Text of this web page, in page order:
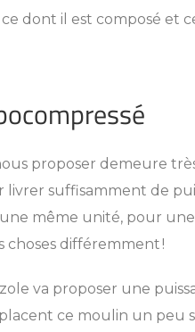
dont il est composé et
proposer demeure
livrer suffisamment de
même unité, pour
choses différemment !
va proposer une
ce moulin un peu